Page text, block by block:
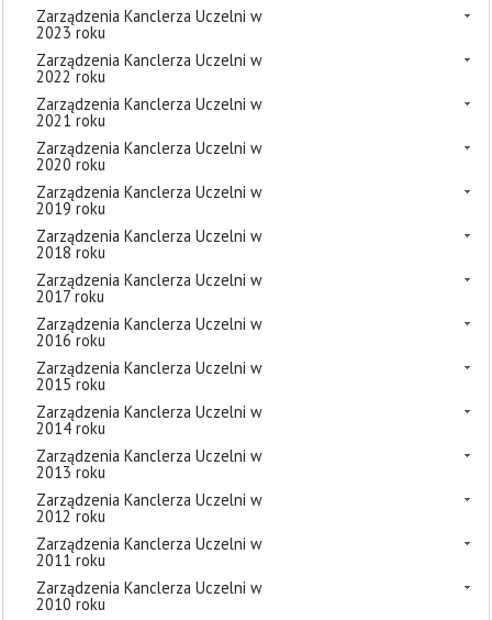
Zarządzenia Kanclerza Uczelni w
2023 roku
Zarządzenia Kanclerza Uczelni w
2022 roku
Zarządzenia Kanclerza Uczelni w
2021 roku
Zarządzenia Kanclerza Uczelni w
2020 roku
Zarządzenia Kanclerza Uczelni w
2019 roku
Zarządzenia Kanclerza Uczelni w
2018 roku
Zarządzenia Kanclerza Uczelni w
2017 roku
Zarządzenia Kanclerza Uczelni w
2016 roku
Zarządzenia Kanclerza Uczelni w
2015 roku
Zarządzenia Kanclerza Uczelni w
2014 roku
Zarządzenia Kanclerza Uczelni w
2013 roku
Zarządzenia Kanclerza Uczelni w
2012 roku
Zarządzenia Kanclerza Uczelni w
2011 roku
Zarządzenia Kanclerza Uczelni w
2010 roku